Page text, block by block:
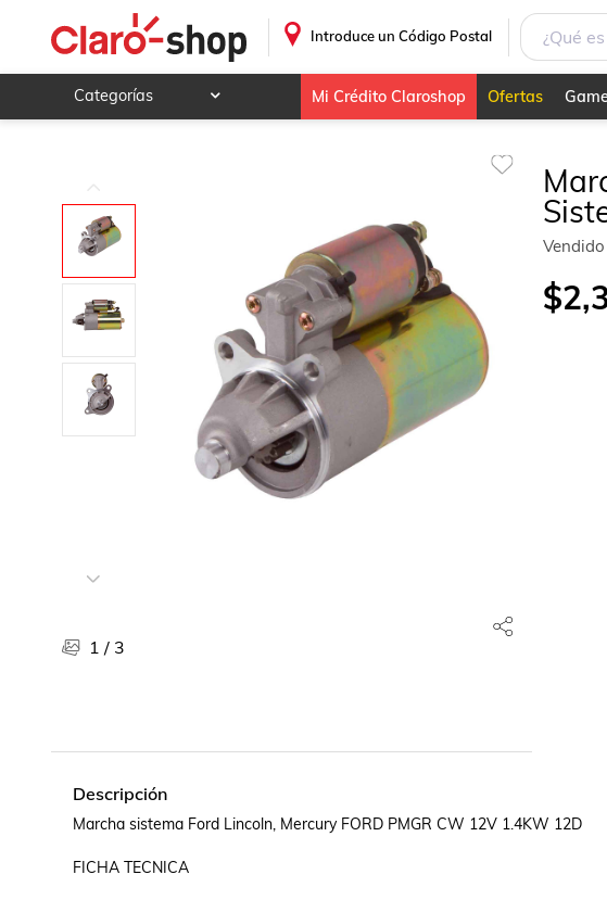
Introduce un Código Postal
Categorías
Hogar y jardín
Deportes y ocio
Animales y mascotas
Ferretería y autos
Ropa, calzado y accesorios
Mamá y bebé
Salud, belleza y cuidado personal
Joyería y relojes
Bebidas
Farmacia
Mi Crédito Claroshop Ofertas
1 / 3
Descripción
Marcha sistema Ford Lincoln, Mercury FORD PMGR CW 12V 1.4KW 12D
FICHA TECNICA
Marcha Ford E250 8cil 5.4 2007 Sistema Ford 11dts